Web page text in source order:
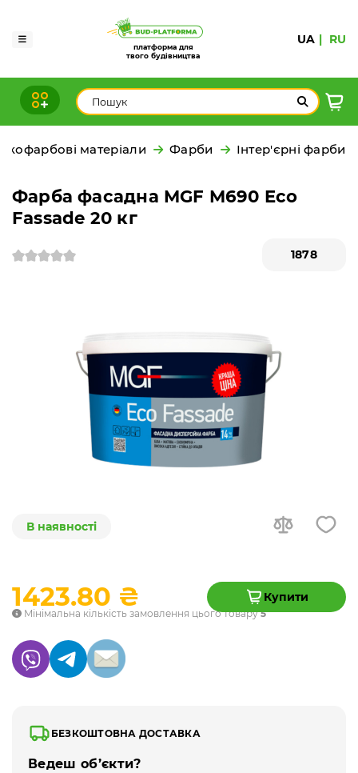
платформа для
твого будівництва
UA RU
матеріали Фарби Інтер'єрні фарби
Фарба фасадна MGF M690 Eco
Fassade 20 кг
1878
В наявності
1423.80 ₴ Купити
Мінімальна кількість замовлення цього товару5
БЕЗКОШТОВНА ДОСТАВКА
Ведеш об’єкти?